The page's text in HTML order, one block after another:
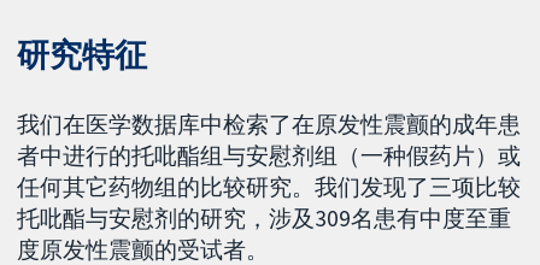
研究特征
我们在医学数据库中检索了在原发性震颤的成年患
者中进行的托吡酯组与安慰剂组（一种假药片）或
任何其它药物组的比较研究。我们发现了三项比较
托吡酯与安慰剂的研究，涉及309名患有中度至重
度原发性震颤的受试者。